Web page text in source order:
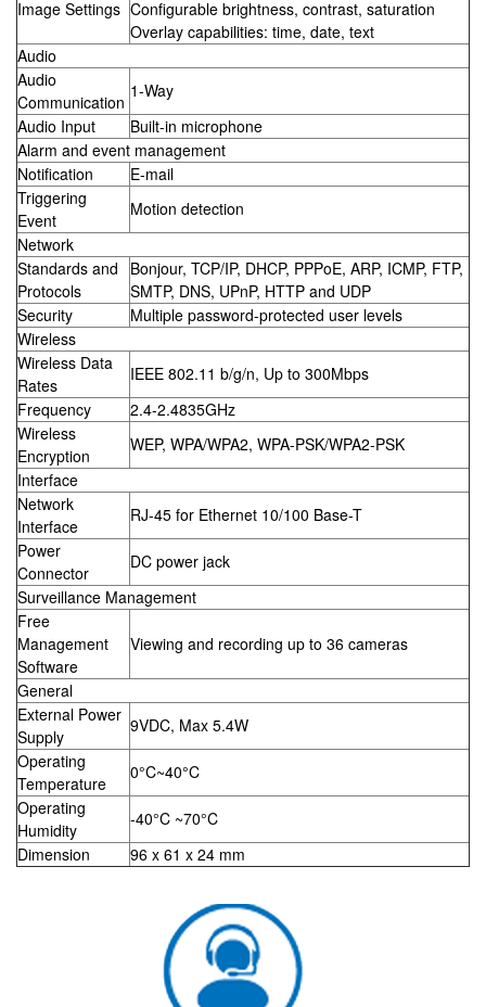
Image Settings Configurable brightness, contrast, saturation
Overlay capabilities: time, date, text
Audio
Audio
Communication
1-Way
Audio Input
Built-in microphone
Alarm and event management
Notification
E-mail
Triggering
Event
Motion detection
Network
Standards and
Protocols
Bonjour, TCP/IP, DHCP, PPPoE, ARP, ICMP, FTP,
SMTP, DNS, UPnP, HTTP and UDP
Security
Multiple password-protected user levels
Wireless
Wireless Data
Rates
IEEE 802.11 b/g/n, Up to 300Mbps
Frequency
2.4-2.4835GHz
Wireless
Encryption
WEP, WPA/WPA2, WPA-PSK/WPA2-PSK
Interface
Network
Interface
RJ-45 for Ethernet 10/100 Base-T
Power
Connector
DC power jack
Surveillance Management
Free
Management
Software
Viewing and recording up to 36 cameras
General
External Power
Supply
9VDC, Max 5.4W
Operating
Temperature
0°C~40°C
Operating
Humidity
-40°C ~70°C
Dimension
96 x 61 x 24 mm